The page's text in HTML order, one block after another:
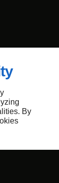
By